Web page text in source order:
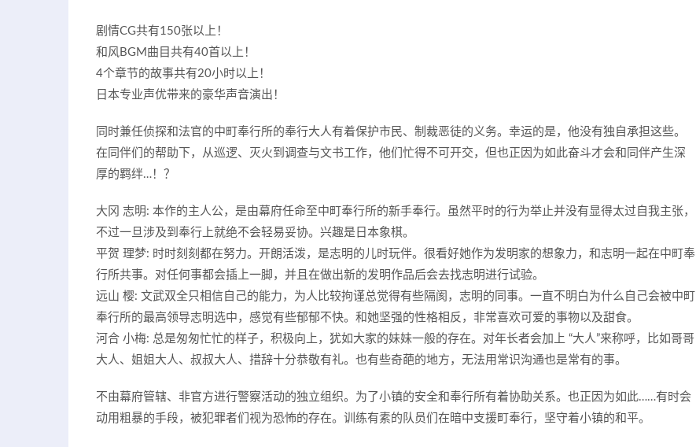
剧情CG共有150张以上！
和风BGM曲目共有40首以上！
4个章节的故事共有20小时以上！
日本专业声优带来的豪华声音演出！
同时兼任侦探和法官的中町奉行所的奉行大人有着保护市民、制裁恶徒的义务。幸运的是，他没有独自承担这些。
在同伴们的帮助下，从巡逻、灭火到调查与文书工作，他们忙得不可开交，但也正因为如此奋斗才会和同伴产生深
厚的羁绊…！？
大冈 志明: 本作的主人公，是由幕府任命至中町奉行所的新手奉行。虽然平时的行为举止并没有显得太过自我主张，
不过一旦涉及到奉行上就绝不会轻易妥协。兴趣是日本象棋。
平贺 理梦: 时时刻刻都在努力。开朗活泼，是志明的儿时玩伴。很看好她作为发明家的想象力，和志明一起在中町奉
行所共事。对任何事都会插上一脚，并且在做出新的发明作品后会去找志明进行试验。
远山 樱: 文武双全只相信自己的能力，为人比较拘谨总觉得有些隔阂，志明的同事。一直不明白为什么自己会被中町
奉行所的最高领导志明选中，感觉有些郁郁不快。和她坚强的性格相反，非常喜欢可爱的事物以及甜食。
河合 小梅: 总是匆匆忙忙的样子，积极向上，犹如大家的妹妹一般的存在。对年长者会加上 “大人”来称呼，比如哥哥
大人、姐姐大人、叔叔大人、措辞十分恭敬有礼。也有些奇葩的地方，无法用常识沟通也是常有的事。
不由幕府管辖、非官方进行警察活动的独立组织。为了小镇的安全和奉行所有着协助关系。也正因为如此……有时会
动用粗暴的手段，被犯罪者们视为恐怖的存在。训练有素的队员们在暗中支援町奉行，坚守着小镇的和平。